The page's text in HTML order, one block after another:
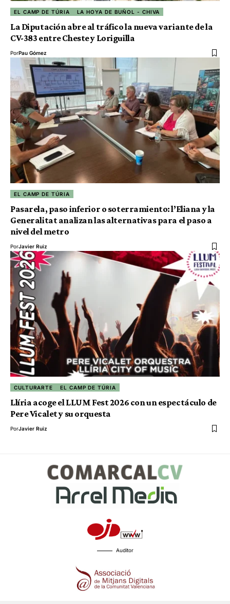
EL CAMP DE TÚRIA LA HOYA DE BUÑOL - CHIVA
La Diputación abre al tráfico la nueva variante de la
CV-383 entre Cheste y Loriguilla
PorPau Gómez
EL CAMP DE TÚRIA
Pasarela, paso inferior o soterramiento: l’Eliana y la
Generalitat analizan las alternativas para el paso a
nivel del metro
PorJavier Ruiz
CULTURARTE EL CAMP DE TÚRIA
Llíria acoge el LLUM Fest 2026 con un espectáculo de
Pere Vicalet y su orquesta
PorJavier Ruiz
Auditor